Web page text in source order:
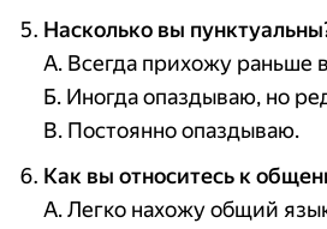
Насколько вы
А. Всегда прихожу раньше
Б. Иногда опаздываю, но
В. Постоянно опаздываю.
Как вы относитесь к
А. Легко нахожу общий